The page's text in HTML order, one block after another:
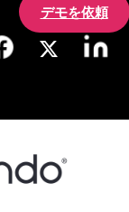
デモを依頼